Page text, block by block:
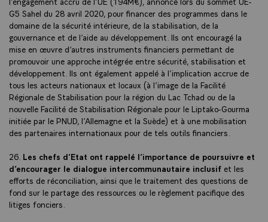
G5 Sahel du 28 avril 2020, pour financer des programmes dans le
domaine de la sécurité intérieure, de la stabilisation, de la
gouvernance et de l’aide au développement. Ils ont encouragé la
mise en œuvre d’autres instruments financiers permettant de
promouvoir une approche intégrée entre sécurité, stabilisation et
développement. Ils ont également appelé à l’implication accrue de
tous les acteurs nationaux et locaux (à l’image de la Facilité
Régionale de Stabilisation pour la région du Lac Tchad ou de la
nouvelle Facilité de Stabilisation Régionale pour le Liptako-Gourma
initiée par le PNUD, l’Allemagne et la Suède) et à une mobilisation
des partenaires internationaux pour de tels outils financiers.
26. Les chefs d’Etat ont rappelé l’importance de poursuivre et
d’encourager le dialogue intercommunautaire inclusif et les
efforts de réconciliation, ainsi que le traitement des questions de
fond sur le partage des ressources ou le règlement pacifique des
litiges fonciers.